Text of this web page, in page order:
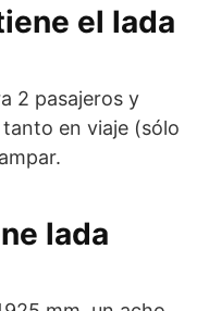
el lada
2 pasajeros y
en viaje (sólo
lada